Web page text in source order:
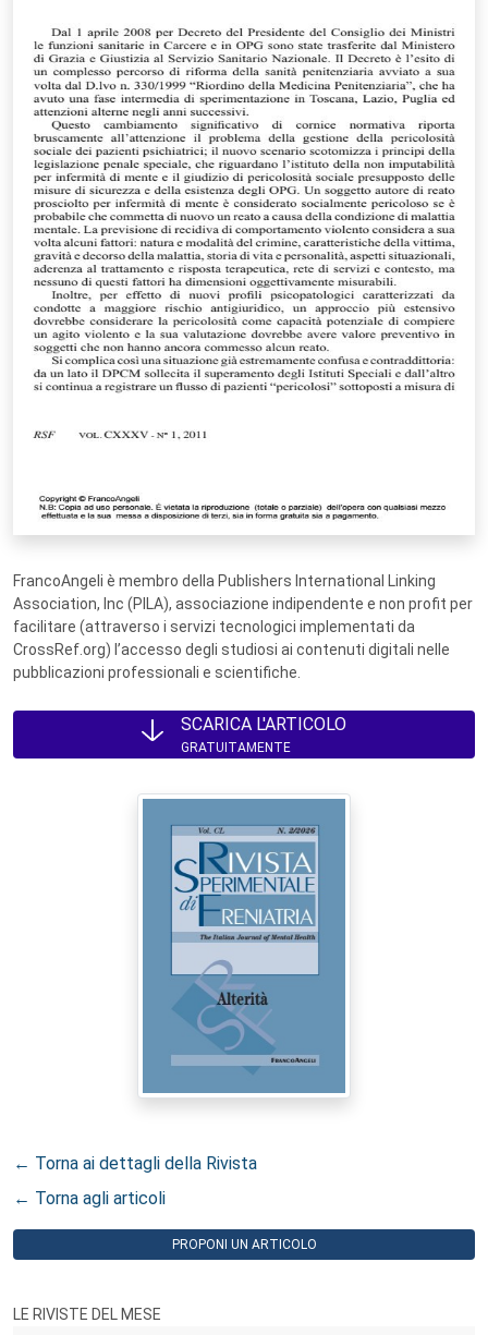
FrancoAngeli è membro della Publishers International Linking
Association, Inc (PILA), associazione indipendente e non profit per
facilitare (attraverso i servizi tecnologici implementati da
CrossRef.org) l’accesso degli studiosi ai contenuti digitali nelle
pubblicazioni professionali e scientifiche.
SCARICA L'ARTICOLO
GRATUITAMENTE
← Torna ai dettagli della Rivista
← Torna agli articoli
PROPONI UN ARTICOLO
LE RIVISTE DEL MESE